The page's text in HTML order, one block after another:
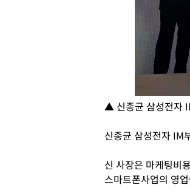
▲ 신종균 삼성전자
신종균 삼성전자 IM
신 사장은 마케팅비
스마트폰사업의 영